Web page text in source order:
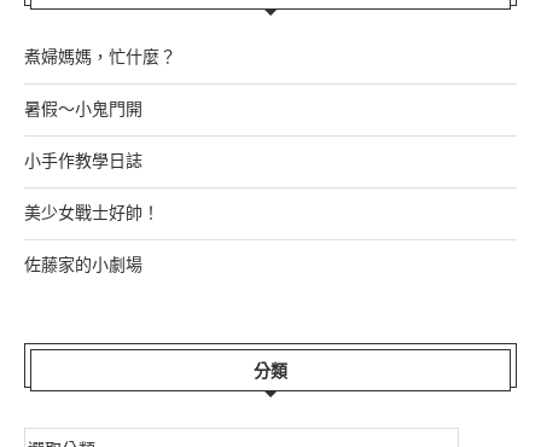
煮婦媽媽，忙什麼？
暑假～小鬼門開
小手作教學日誌
美少女戰士好帥！
佐藤家的小劇場
分類